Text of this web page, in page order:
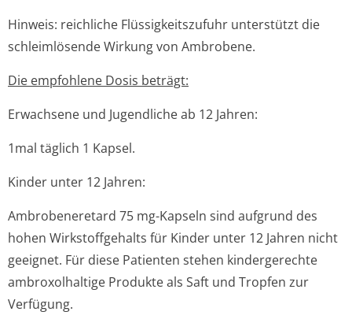
Hinweis: reichliche Flüssigkeitszufuhr unterstützt die
schleimlösende Wirkung von Ambrobene.
Die empfohlene Dosis beträgt:
Erwachsene und Jugendliche ab 12 Jahren:
1mal täglich 1 Kapsel.
Kinder unter 12 Jahren:
Ambrobeneretard 75 mg-Kapseln sind aufgrund des
hohen Wirkstoffgehalts für Kinder unter 12 Jahren nicht
geeignet. Für diese Patienten stehen kindergerechte
ambroxolhaltige Produkte als Saft und Tropfen zur
Verfügung.